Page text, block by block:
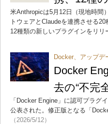
米Anthropicは5月12日（現地時間
トウェアとClaudeを連携させる
12種類の新しいプラグインをリリ
Docker、アップデ
Docker
去の“不完
「Docker Engine」に認可プラグ
公表された。修正版となる「
（2026/5/12）